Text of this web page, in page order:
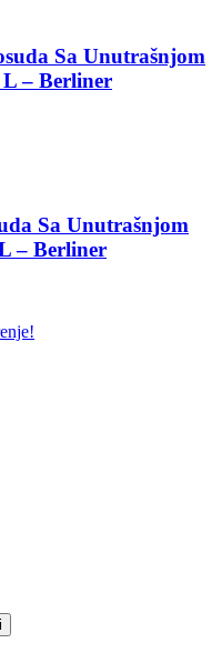
Sa Unutrašnjom
– Berliner
Sa Unutrašnjom
– Berliner